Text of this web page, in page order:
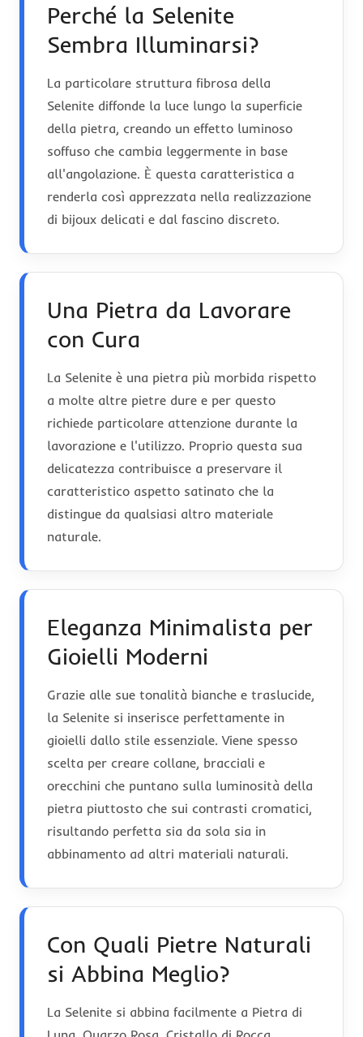
Perché la Selenite
Sembra Illuminarsi?
La particolare struttura fibrosa della
Selenite diffonde la luce lungo la superficie
della pietra, creando un effetto luminoso
soffuso che cambia leggermente in base
all'angolazione. È questa caratteristica a
renderla così apprezzata nella realizzazione
di bijoux delicati e dal fascino discreto.
Una Pietra da Lavorare
con Cura
La Selenite è una pietra più morbida rispetto
a molte altre pietre dure e per questo
richiede particolare attenzione durante la
lavorazione e l'utilizzo. Proprio questa sua
delicatezza contribuisce a preservare il
caratteristico aspetto satinato che la
distingue da qualsiasi altro materiale
naturale.
Eleganza Minimalista per
Gioielli Moderni
Grazie alle sue tonalità bianche e traslucide,
la Selenite si inserisce perfettamente in
gioielli dallo stile essenziale. Viene spesso
scelta per creare collane, bracciali e
orecchini che puntano sulla luminosità della
pietra piuttosto che sui contrasti cromatici,
risultando perfetta sia da sola sia in
abbinamento ad altri materiali naturali.
Con Quali Pietre Naturali
si Abbina Meglio?
La Selenite si abbina facilmente a Pietra di